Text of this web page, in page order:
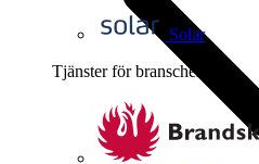
Solar
Tjänster för branschen